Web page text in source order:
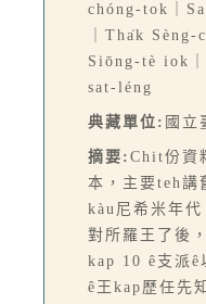
chóng-tok｜
｜Tha̍k
Siōng-tè iok
sat-léng
典藏單位: 國立
摘要: Chit份資
本，主要teh講
kàu尼希米年代
對所羅王了後
kap 10 ê支派ê
ê王kap歷任先